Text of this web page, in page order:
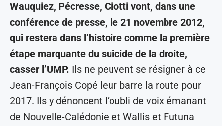
Wauquiez, Pécresse, Ciotti vont, dans une
conférence de presse, le 21 novembre 2012,
qui restera dans l’histoire comme la première
étape marquante du suicide de la droite,
casser l’UMP. Ils ne peuvent se résigner à ce
Jean-François Copé leur barre la route pour
2017. Ils y dénoncent l’oubli de voix émanant
de Nouvelle-Calédonie et Wallis et Futuna